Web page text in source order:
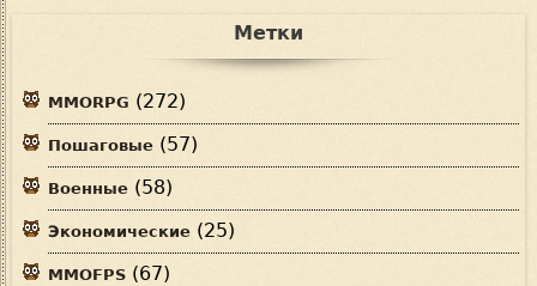
Метки
MMORPG (272)
Пошаговые (57)
Военные (58)
Экономические (25)
MMOFPS (67)